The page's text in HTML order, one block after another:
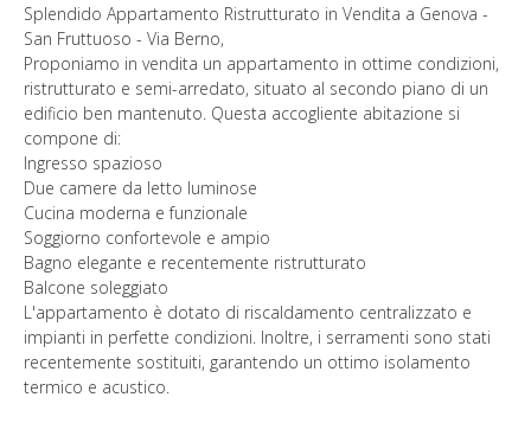
Splendido Appartamento Ristrutturato in Vendita a Genova -
San Fruttuoso - Via Berno,
Proponiamo in vendita un appartamento in ottime condizioni,
ristrutturato e semi-arredato, situato al secondo piano di un
edificio ben mantenuto. Questa accogliente abitazione si
compone di:
Ingresso spazioso
Due camere da letto luminose
Cucina moderna e funzionale
Soggiorno confortevole e ampio
Bagno elegante e recentemente ristrutturato
Balcone soleggiato
L'appartamento è dotato di riscaldamento centralizzato e
impianti in perfette condizioni. Inoltre, i serramenti sono stati
recentemente sostituiti, garantendo un ottimo isolamento
termico e acustico.